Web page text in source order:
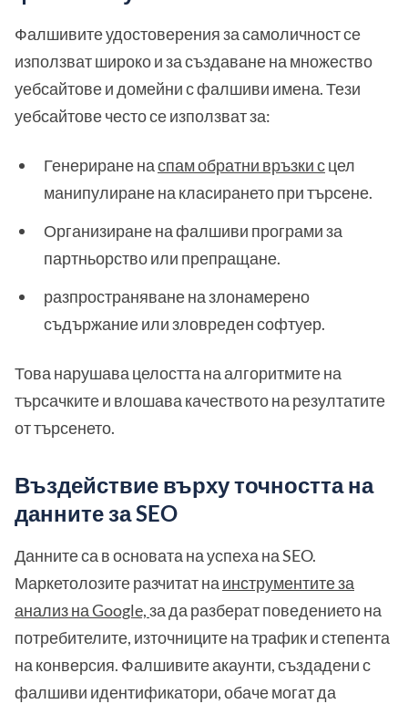
Фалшивите удостоверения за самоличност се
използват широко и за създаване на множество
уебсайтове и домейни с фалшиви имена. Тези
уебсайтове често се използват за:
Генериране наспам обратни връзки сцел
манипулиране на класирането при търсене.
Организиране на фалшиви програми за
партньорство или препращане.
разпространяване на злонамерено
съдържание или зловреден софтуер.
Това нарушава целостта на алгоритмите на
търсачките и влошава качеството на резултатите
от търсенето.
Въздействие върху точността на
данните за SEO
Данните са в основата на успеха на SEO.
Маркетолозите разчитат на инструментите за
анализ на Google,за да разберат поведението на
потребителите, източниците на трафик и степента
на конверсия. Фалшивите акаунти, създадени с
фалшиви идентификатори, обаче могат да